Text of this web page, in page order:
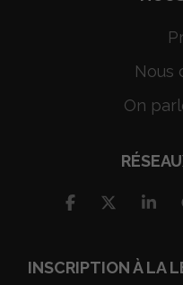
Nous
On
INSCRIPTION À LA